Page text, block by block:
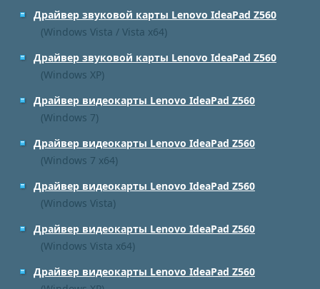
Драйвер звуковой карты Lenovo IdeaPad Z560
(Windows Vista / Vista x64)
Драйвер звуковой карты Lenovo IdeaPad Z560
(Windows XP)
Драйвер видеокарты Lenovo IdeaPad Z560
(Windows 7)
Драйвер видеокарты Lenovo IdeaPad Z560
(Windows 7 x64)
Драйвер видеокарты Lenovo IdeaPad Z560
(Windows Vista)
Драйвер видеокарты Lenovo IdeaPad Z560
(Windows Vista x64)
Драйвер видеокарты Lenovo IdeaPad Z560